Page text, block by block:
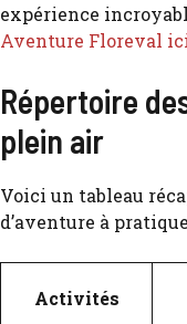
expérience
Aventure Floreval
Répertoire
plein air
Voici un tableau
d’aventure à
Activités